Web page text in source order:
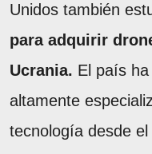
Unidos también
para adquirir
Ucrania. El país
altamente
tecnología desde